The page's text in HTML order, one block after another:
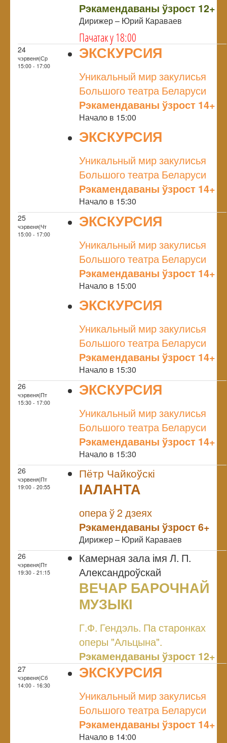
Рэкамендаваны ўзрост 12+
Дирижер – Юрий Караваев
Пачатак у 18:00
24
чэрвеня|Ср
15:00 - 17:00
ЭКСКУРСИЯ
Уникальный мир закулисья
Большого театра Беларуси
Рэкамендаваны ўзрост 14+
Начало в 15:00
ЭКСКУРСИЯ
Уникальный мир закулисья
Большого театра Беларуси
Рэкамендаваны ўзрост 14+
Начало в 15:30
25
чэрвеня|Чт
15:00 - 17:00
ЭКСКУРСИЯ
Уникальный мир закулисья
Большого театра Беларуси
Рэкамендаваны ўзрост 14+
Начало в 15:00
ЭКСКУРСИЯ
Уникальный мир закулисья
Большого театра Беларуси
Рэкамендаваны ўзрост 14+
Начало в 15:30
26
чэрвеня|Пт
15:30 - 17:00
ЭКСКУРСИЯ
Уникальный мир закулисья
Большого театра Беларуси
Рэкамендаваны ўзрост 14+
Начало в 15:30
26
чэрвеня|Пт
19:00 - 20:55
Пётр Чайкоўскі
ІАЛАНТА
опера ў 2 дзеях
Рэкамендаваны ўзрост 6+
Дирижер – Юрий Караваев
26
чэрвеня|Пт
19:30 - 21:15
Камерная зала імя Л. П.
Александроўскай
ВЕЧАР БАРОЧНАЙ
МУЗЫКІ
Г.Ф. Гендэль. Па старонках
оперы "Альцына".
Рэкамендаваны ўзрост 12+
27
чэрвеня|Сб
14:00 - 16:30
ЭКСКУРСИЯ
Уникальный мир закулисья
Большого театра Беларуси
Рэкамендаваны ўзрост 14+
Начало в 14:00